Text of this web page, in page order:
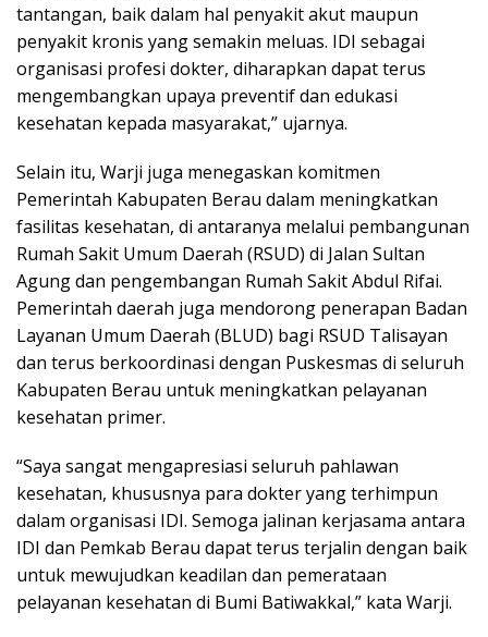
tantangan, baik dalam hal penyakit akut maupun
penyakit kronis yang semakin meluas. IDI sebagai
organisasi profesi dokter, diharapkan dapat terus
mengembangkan upaya preventif dan edukasi
kesehatan kepada masyarakat,” ujarnya.
Selain itu, Warji juga menegaskan komitmen
Pemerintah Kabupaten Berau dalam meningkatkan
fasilitas kesehatan, di antaranya melalui pembangunan
Rumah Sakit Umum Daerah (RSUD) di Jalan Sultan
Agung dan pengembangan Rumah Sakit Abdul Rifai.
Pemerintah daerah juga mendorong penerapan Badan
Layanan Umum Daerah (BLUD) bagi RSUD Talisayan
dan terus berkoordinasi dengan Puskesmas di seluruh
Kabupaten Berau untuk meningkatkan pelayanan
kesehatan primer.
“Saya sangat mengapresiasi seluruh pahlawan
kesehatan, khususnya para dokter yang terhimpun
dalam organisasi IDI. Semoga jalinan kerjasama antara
IDI dan Pemkab Berau dapat terus terjalin dengan baik
untuk mewujudkan keadilan dan pemerataan
pelayanan kesehatan di Bumi Batiwakkal,” kata Warji.